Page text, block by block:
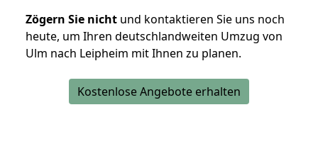
Zögern Sie nicht und kontaktieren Sie uns noch
heute, um Ihren deutschlandweiten Umzug von
Ulm nach Leipheim mit Ihnen zu planen.
Kostenlose Angebote erhalten